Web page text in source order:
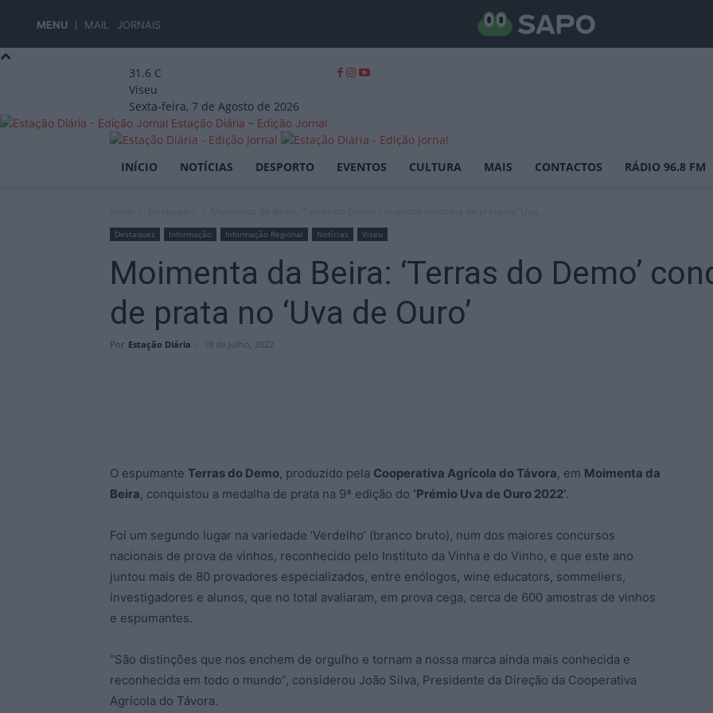
MENU MAIL JORNAIS
31.6 C
Viseu
Sexta-feira, 7 de Agosto de 2026
Estação Diária – Edição Jornal
INÍCIO NOTÍCIAS DESPORTO EVENTOS CULTURA MAIS CONTACTOS RÁDIO 96.8 FM
Destaques Informação Informação Regional Notícias Viseu
Moimenta da Beira: ‘Terras do Demo’
de prata no ‘Uva de Ouro’
Por Estação Diária - 19 de Julho, 2022
O espumante Terras do Demo, produzido pela Cooperativa Agrícola do Távora, em Moimenta da
Beira, conquistou a medalha de prata na 9ª edição do ‘Prémio Uva de Ouro 2022’.
Foi um segundo lugar na variedade ‘Verdelho’ (branco bruto), num dos maiores concursos
nacionais de prova de vinhos, reconhecido pelo Instituto da Vinha e do Vinho, e que este ano
juntou mais de 80 provadores especializados, entre enólogos, wine educators, sommeliers,
investigadores e alunos, que no total avaliaram, em prova cega, cerca de 600 amostras de vinhos
e espumantes.
“São distinções que nos enchem de orgulho e tornam a nossa marca ainda mais conhecida e
reconhecida em todo o mundo”, considerou João Silva, Presidente da Direção da Cooperativa
Agrícola do Távora.